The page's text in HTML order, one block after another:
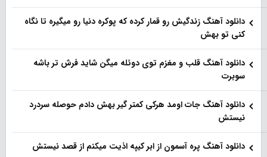
دانلود آهنگ زندگیش رو قمار کرده که پوکره دنیا رو میگیره تا نگاه
کنی تو بهش
دانلود آهنگ قلب و مغزم توی دوئله میگن شاید فرش تر باشه
سوبرت
دانلود آهنگ جات اومد هرکی کمتر گیر بهش دادم حوصله سردرد
نیستش
دانلود آهنگ پره آسمون از ابر کیپه اذیت میکنم از قصد نیستش